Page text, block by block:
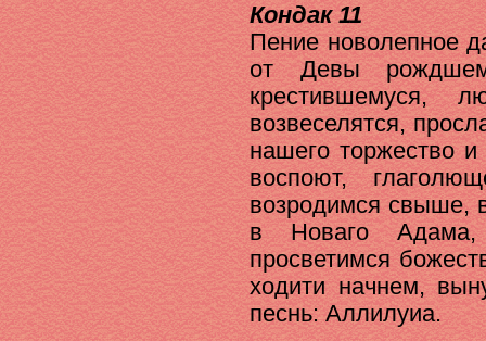
Кондак 11
Пение новолепное
от Девы
крестившемуся,
возвеселятся,
нашего торжество
воспоют,
возродимся свыше,
в Новаго Адама,
просветимся
ходити начнем,
песнь: Аллилуиа.